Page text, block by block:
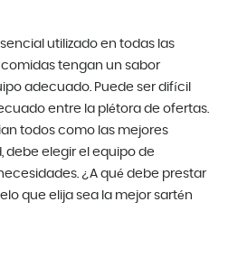
utilizado en todas las
tengan un sabor
adecuado. Puede ser difícil
entre la plétora de ofertas.
todos como las mejores
debe elegir el equipo de
¿A qué debe prestar
que elija sea la mejor sartén